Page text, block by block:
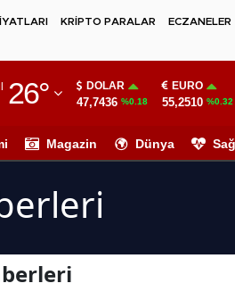
KRİPTO PARALAR ECZANELER
26° DOLAR
47,7436 %0.18
EURO
55,2510 %0.32
Magazin Dünya